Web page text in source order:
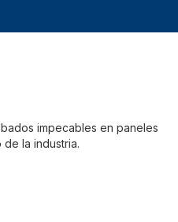
impecables en paneles
la industria.